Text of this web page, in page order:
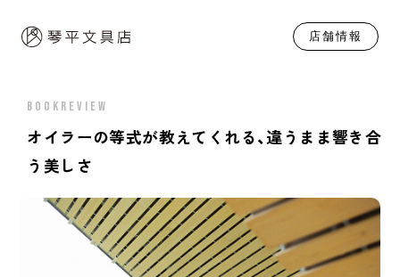
店舗情報
BOOKREVIEW
オイラーの等式が教えてくれる、違うまま響き合
う美しさ